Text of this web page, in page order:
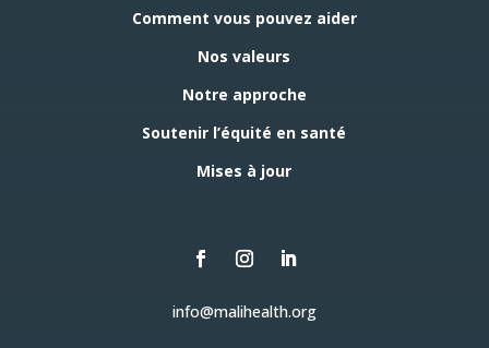
Comment vous pouvez aider
Nos valeurs
Notre approche
Soutenir l’équité en santé
Mises à jour
info@malihealth.org